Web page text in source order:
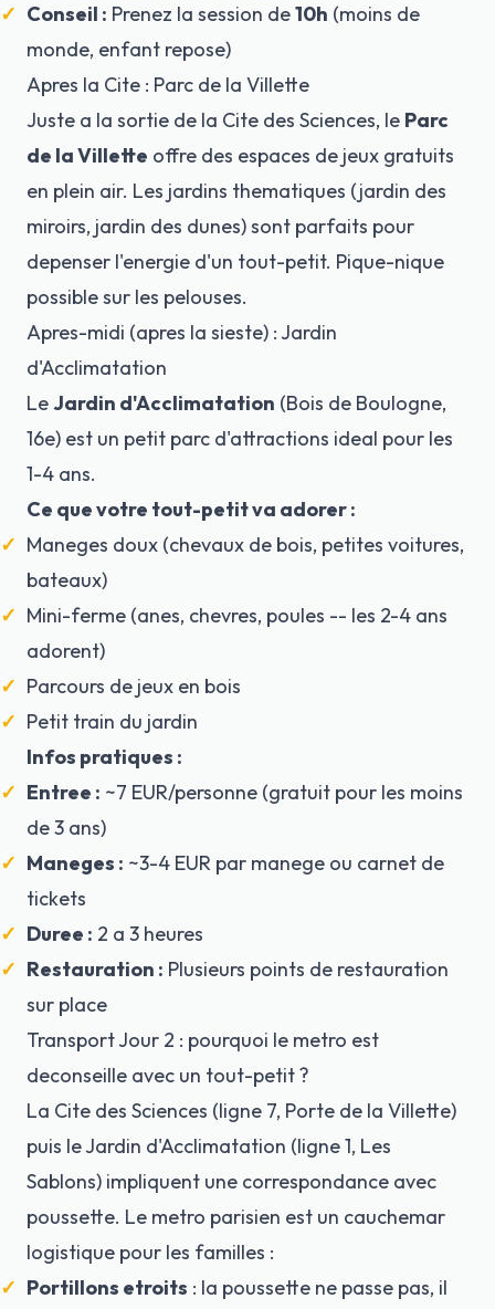
Conseil : Prenez la session de10h (moins de
monde, enfant repose)
Apres la Cite : Parc de la Villette
Juste a la sortie de la Cite des Sciences, le Parc
de la Villette offre des espaces de jeux gratuits
en plein air. Les jardins thematiques (jardin des
miroirs, jardin des dunes) sont parfaits pour
depenser l'energie d'un tout-petit. Pique-nique
possible sur les pelouses.
Apres-midi (apres la sieste) : Jardin
d'Acclimatation
LeJardin d'Acclimatation (Bois de Boulogne,
16e) est un petit parc d'attractions ideal pour les
1-4 ans.
Ce que votre tout-petit va adorer :
Maneges doux (chevaux de bois, petites voitures,
bateaux)
Mini-ferme (anes, chevres, poules -- les 2-4 ans
adorent)
Parcours de jeux en bois
Petit train du jardin
Infos pratiques :
Entree : ~7 EUR/personne (gratuit pour les moins
de 3 ans)
Maneges : ~3-4 EUR par manege ou carnet de
tickets
Duree : 2 a 3 heures
Restauration : Plusieurs points de restauration
sur place
Transport Jour 2 : pourquoi le metro est
deconseille avec un tout-petit ?
La Cite des Sciences (ligne 7, Porte de la Villette)
puis le Jardin d'Acclimatation (ligne 1, Les
Sablons) impliquent une correspondance avec
poussette. Le metro parisien est un cauchemar
logistique pour les familles :
Portillons etroits : la poussette ne passe pas, il